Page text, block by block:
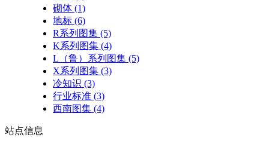
砌体 (1)
地标 (6)
R系列图集 (5)
K系列图集 (4)
L（鲁）系列图集 (5)
X系列图集 (3)
冷知识 (3)
行业标准 (3)
西南图集 (4)
站点信息